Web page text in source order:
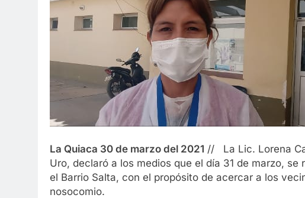
La Quiaca 30 de marzo del 2021 // La Lic. Lorena
Uro, declaró a los medios que el día 31 de marzo,
el Barrio Salta, con el propósito de acercar a los
nosocomio.